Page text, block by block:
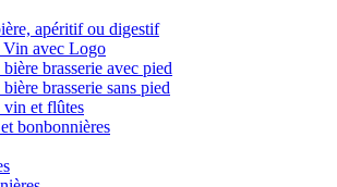
apéritif ou digestif
Vin avec Logo
bière brasserie avec pied
bière brasserie sans pied
vin et flûtes
bonbonnières